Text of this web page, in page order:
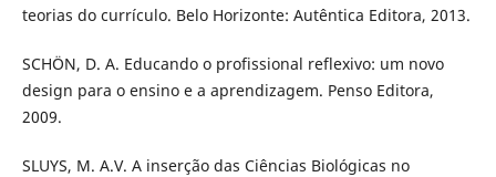
teorias do currículo. Belo Horizonte: Autêntica Editora, 2013.
SCHÖN, D. A. Educando o profissional reflexivo: um novo
design para o ensino e a aprendizagem. Penso Editora,
2009.
SLUYS, M. A.V. A inserção das Ciências Biológicas no